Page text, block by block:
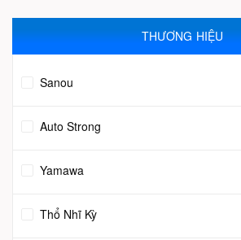
THƯƠNG HIỆU
Sanou
Auto Strong
Yamawa
Thổ Nhĩ Kỳ